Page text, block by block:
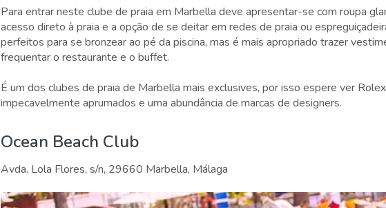
Para entrar neste clube de praia em Marbella deve apresentar-se com roupa
acesso direto à praia e a opção de se deitar em redes de praia ou
perfeitos para se bronzear ao pé da piscina, mas é mais apropriado trazer
frequentar o restaurante e o buffet.
É um dos clubes de praia de Marbella mais exclusives, por isso espere ver
impecavelmente aprumados e uma abundância de marcas de designers.
Ocean Beach Club
Avda. Lola Flores, s/n, 29660 Marbella, Málaga